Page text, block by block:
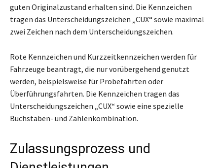
guten Originalzustand erhalten sind. Die Kennzeichen
tragen das Unterscheidungszeichen „CUX“ sowie maximal
zwei Zeichen nach dem Unterscheidungszeichen.
Rote Kennzeichen und Kurzzeitkennzeichen werden für
Fahrzeuge beantragt, die nur vorübergehend genutzt
werden, beispielsweise für Probefahrten oder
Überführungsfahrten. Die Kennzeichen tragen das
Unterscheidungszeichen „CUX“ sowie eine spezielle
Buchstaben- und Zahlenkombination.
Zulassungsprozess und